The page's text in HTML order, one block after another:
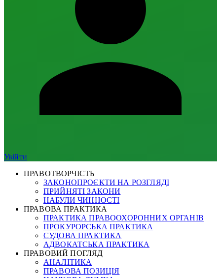
Увійти
ПРАВОТВОРЧІСТЬ
ЗАКОНОПРОЄКТИ НА РОЗГЛЯДІ
ПРИЙНЯТІ ЗАКОНИ
НАБУЛИ ЧИННОСТІ
ПРАВОВА ПРАКТИКА
ПРАКТИКА ПРАВООХОРОННИХ ОРГАНІВ
ПРОКУРОРСЬКА ПРАКТИКА
СУДОВА ПРАКТИКА
АДВОКАТСЬКА ПРАКТИКА
ПРАВОВИЙ ПОГЛЯД
АНАЛІТИКА
ПРАВОВА ПОЗИЦІЯ